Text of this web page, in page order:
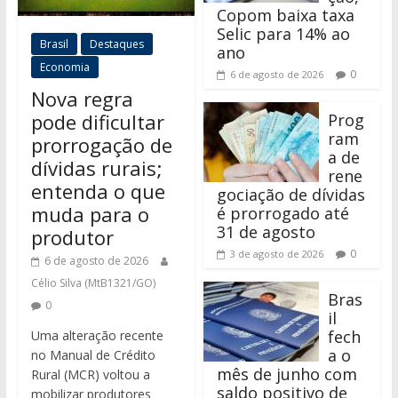
Brasil
Destaques
Economia
Nova regra
pode dificultar
prorrogação de
dívidas rurais;
entenda o que
muda para o
produtor
6 de agosto de 2026
Célio Silva (MtB1321/GO)
0
Uma alteração recente
no Manual de Crédito
Rural (MCR) voltou a
mobilizar produtores
Copom baixa taxa
Selic para 14% ao
ano
6 de agosto de 2026 0
Prog
ram
a de
rene
gociação de dívidas
é prorrogado até
31 de agosto
3 de agosto de 2026 0
Bras
il
fech
a o
mês de junho com
saldo positivo de